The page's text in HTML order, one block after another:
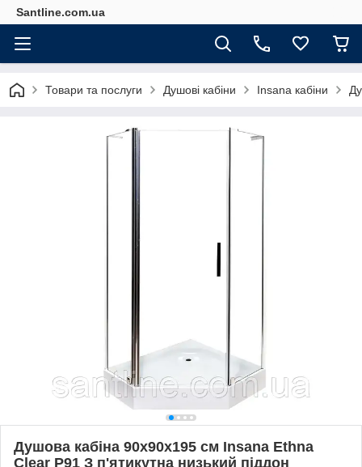
Santline.com.ua
Товари та послуги Душові кабіни Insana кабіни
Душова кабіна 90x90x195 см Insana Ethna
Clear P91 З п'ятикутна низький піддон